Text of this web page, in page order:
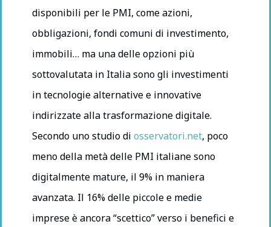
disponibili per le PMI, come azioni,
obbligazioni, fondi comuni di investimento,
immobili… ma una delle opzioni più
sottovalutata in Italia sono gli investimenti
in tecnologie alternative e innovative
indirizzate alla trasformazione digitale.
Secondo uno studio di osservatori.net, poco
meno della metà delle PMI italiane sono
digitalmente mature, il 9% in maniera
avanzata. Il 16% delle piccole e medie
imprese è ancora “scettico” verso i benefici e